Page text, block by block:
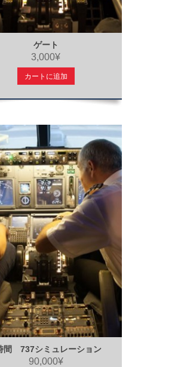
ゲート
3,000¥
カートに追加
間 737シミュレーション
90,000¥